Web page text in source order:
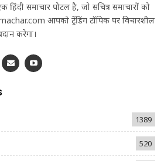
हिंदी समाचार पोर्टल है, जो सचित्र समाचारों को
आपको ट्रेंडिंग टॉपिक पर विचारशील
करेगा।
1389
520